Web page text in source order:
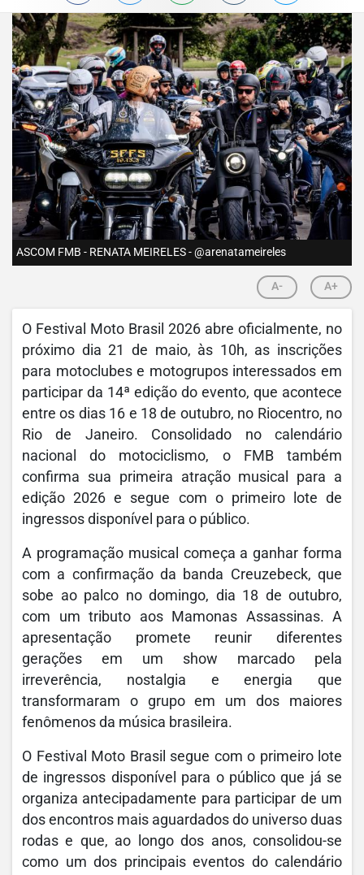
ASCOM FMB - RENATA MEIRELES - @arenatameireles
A- A+
O Festival Moto Brasil 2026 abre oficialmente, no
próximo dia 21 de maio, às 10h, as inscrições
para motoclubes e motogrupos interessados em
participar da 14ª edição do evento, que acontece
entre os dias 16 e 18 de outubro, no Riocentro, no
Rio de Janeiro. Consolidado no calendário
nacional do motociclismo, o FMB também
confirma sua primeira atração musical para a
edição 2026 e segue com o primeiro lote de
ingressos disponível para o público.
A programação musical começa a ganhar forma
com a confirmação da banda Creuzebeck, que
sobe ao palco no domingo, dia 18 de outubro,
com um tributo aos Mamonas Assassinas. A
apresentação promete reunir diferentes
gerações em um show marcado pela
irreverência, nostalgia e energia que
transformaram o grupo em um dos maiores
fenômenos da música brasileira.
O Festival Moto Brasil segue com o primeiro lote
de ingressos disponível para o público que já se
organiza antecipadamente para participar de um
dos encontros mais aguardados do universo duas
rodas e que, ao longo dos anos, consolidou-se
como um dos principais eventos do calendário